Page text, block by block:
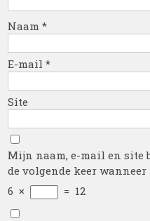
Naam*
E-mail*
Site
Mijn naam, e-mail en site
de volgende keer
6 × = 12